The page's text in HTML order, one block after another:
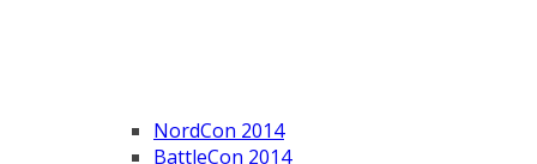
NordCon 2014
BattleCon 2014